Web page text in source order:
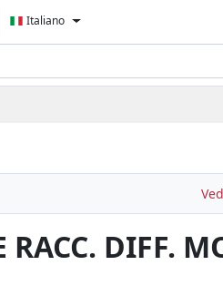
Italiano
RACC. DIFF.